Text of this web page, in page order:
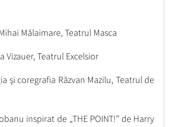
Mălaimare, Teatrul Masca
Vizauer, Teatrul Excelsior
şi coregrafia Răzvan Mazilu, Teatrul de
inspirat de „THE POINT!” de Harry